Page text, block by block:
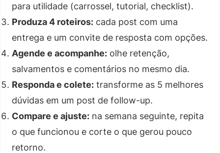
para utilidade (carrossel, tutorial, checklist).
Produza 4 roteiros: cada post com uma
entrega e um convite de resposta com opções.
Agende e acompanhe: olhe retenção,
salvamentos e comentários no mesmo dia.
Responda e colete: transforme as 5 melhores
dúvidas em um post de follow-up.
Compare e ajuste: na semana seguinte, repita
o que funcionou e corte o que gerou pouco
retorno.